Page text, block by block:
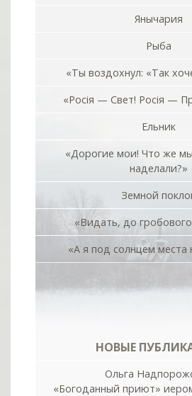
Янычария
Рыба
«Ты воздохнул: «Так
«Росiя — Свет! Росiя —
Ельник
«Дорогие мои! Что же
наделали?»
Земной
«Видать, до
«А я под солнцем
НОВЫЕ
Ольга
«Богоданный приют»